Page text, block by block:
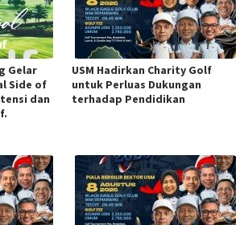
Gelar
Side of
dan
USM Hadirkan Charity Golf
untuk Perluas Dukungan
terhadap Pendidikan